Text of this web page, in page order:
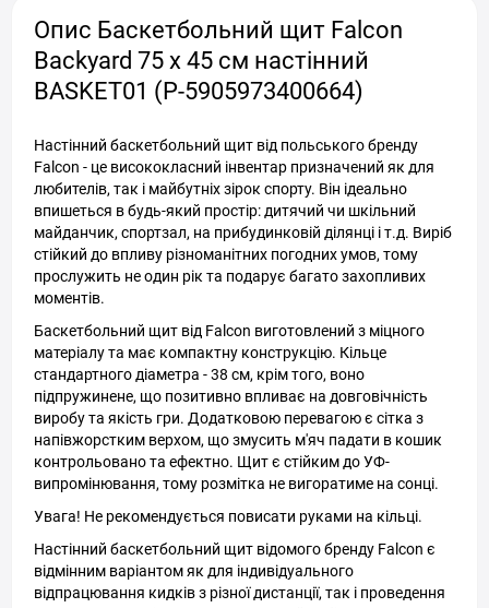
Опис Баскетбольний щит Falcon
Backyard 75 x 45 см настінний
BASKET01 (P-5905973400664)
Настінний баскетбольний щит від польського бренду
Falcon - це висококласний інвентар призначений як для
любителів, так і майбутніх зірок спорту. Він ідеально
впишеться в будь-який простір: дитячий чи шкільний
майданчик, спортзал, на прибудинковій ділянці і т.д. Виріб
стійкий до впливу різноманітних погодних умов, тому
прослужить не один рік та подарує багато захопливих
моментів.
Баскетбольний щит від Falcon виготовлений з міцного
матеріалу та має компактну конструкцію. Кільце
стандартного діаметра - 38 см, крім того, воно
підпружинене, що позитивно впливає на довговічність
виробу та якість гри. Додатковою перевагою є сітка з
напівжорстким верхом, що змусить м'яч падати в кошик
контрольовано та ефектно. Щит є стійким до УФ-
випромінювання, тому розмітка не вигоратиме на сонці.
Увага! Не рекомендується повисати руками на кільці.
Настінний баскетбольний щит відомого бренду Falcon є
відмінним варіантом як для індивідуального
відпрацювання кидків з різної дистанції, так і проведення